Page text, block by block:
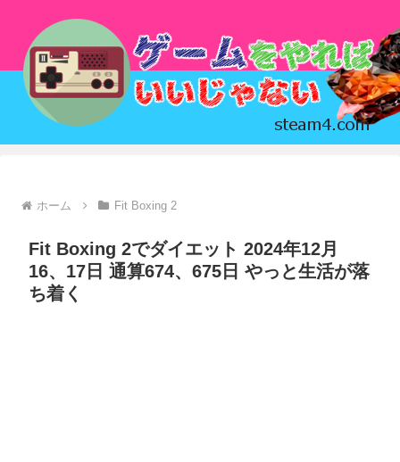
ホーム Fit Boxing 2
Fit Boxing 2でダイエット 2024年12月
16、17日 通算674、675日 やっと生活が落
ち着く